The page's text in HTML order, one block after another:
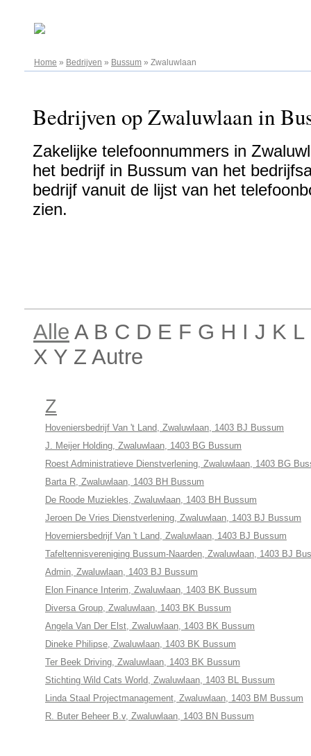
Home » Bedrijven » Bussum » Zwaluwlaan
Bedrijven op Zwaluwlaan in
Zakelijke telefoonnummers in
het bedrijf in Bussum van het
bedrijf vanuit de lijst van het
zien.
Alle A B C D E F G H I J K
X Y Z Autre
Z
Hoveniersbedrijf Van 't Land, Zwaluwlaan, 1403 BJ Bussum
J. Meijer Holding, Zwaluwlaan, 1403 BG Bussum
Roest Administratieve Dienstverlening, Zwaluwlaan, 1403 BG
Barta R, Zwaluwlaan, 1403 BH Bussum
De Roode Muziekles, Zwaluwlaan, 1403 BH Bussum
Jeroen De Vries Dienstverlening, Zwaluwlaan, 1403 BJ Bussum
Hoverniersbedrijf Van 't Land, Zwaluwlaan, 1403 BJ Bussum
Tafeltennisvereniging Bussum-Naarden, Zwaluwlaan, 1403 BJ
Admin, Zwaluwlaan, 1403 BJ Bussum
Elon Finance Interim, Zwaluwlaan, 1403 BK Bussum
Diversa Group, Zwaluwlaan, 1403 BK Bussum
Angela Van Der Elst, Zwaluwlaan, 1403 BK Bussum
Dineke Philipse, Zwaluwlaan, 1403 BK Bussum
Ter Beek Driving, Zwaluwlaan, 1403 BK Bussum
Stichting Wild Cats World, Zwaluwlaan, 1403 BL Bussum
Linda Staal Projectmanagement, Zwaluwlaan, 1403 BM Bussum
R. Buter Beheer B.v, Zwaluwlaan, 1403 BN Bussum